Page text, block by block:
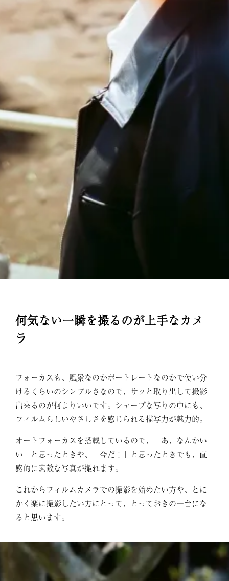
何気ない一瞬を撮るのが上手なカメ
ラ
フォーカスも、風景なのかポートレートなのかで使い分
けるくらいのシンプルさなので、サッと取り出して撮影
出来るのが何よりいいです。シャープな写りの中にも、
フィルムらしいやさしさを感じられる描写力が魅力的。
オートフォーカスを搭載しているので、「あ、なんかい
い」と思ったときや、「今だ！」と思ったときでも、直
感的に素敵な写真が撮れます。
これからフィルムカメラでの撮影を始めたい方や、とに
かく楽に撮影したい方にとって、とっておきの一台にな
ると思います。